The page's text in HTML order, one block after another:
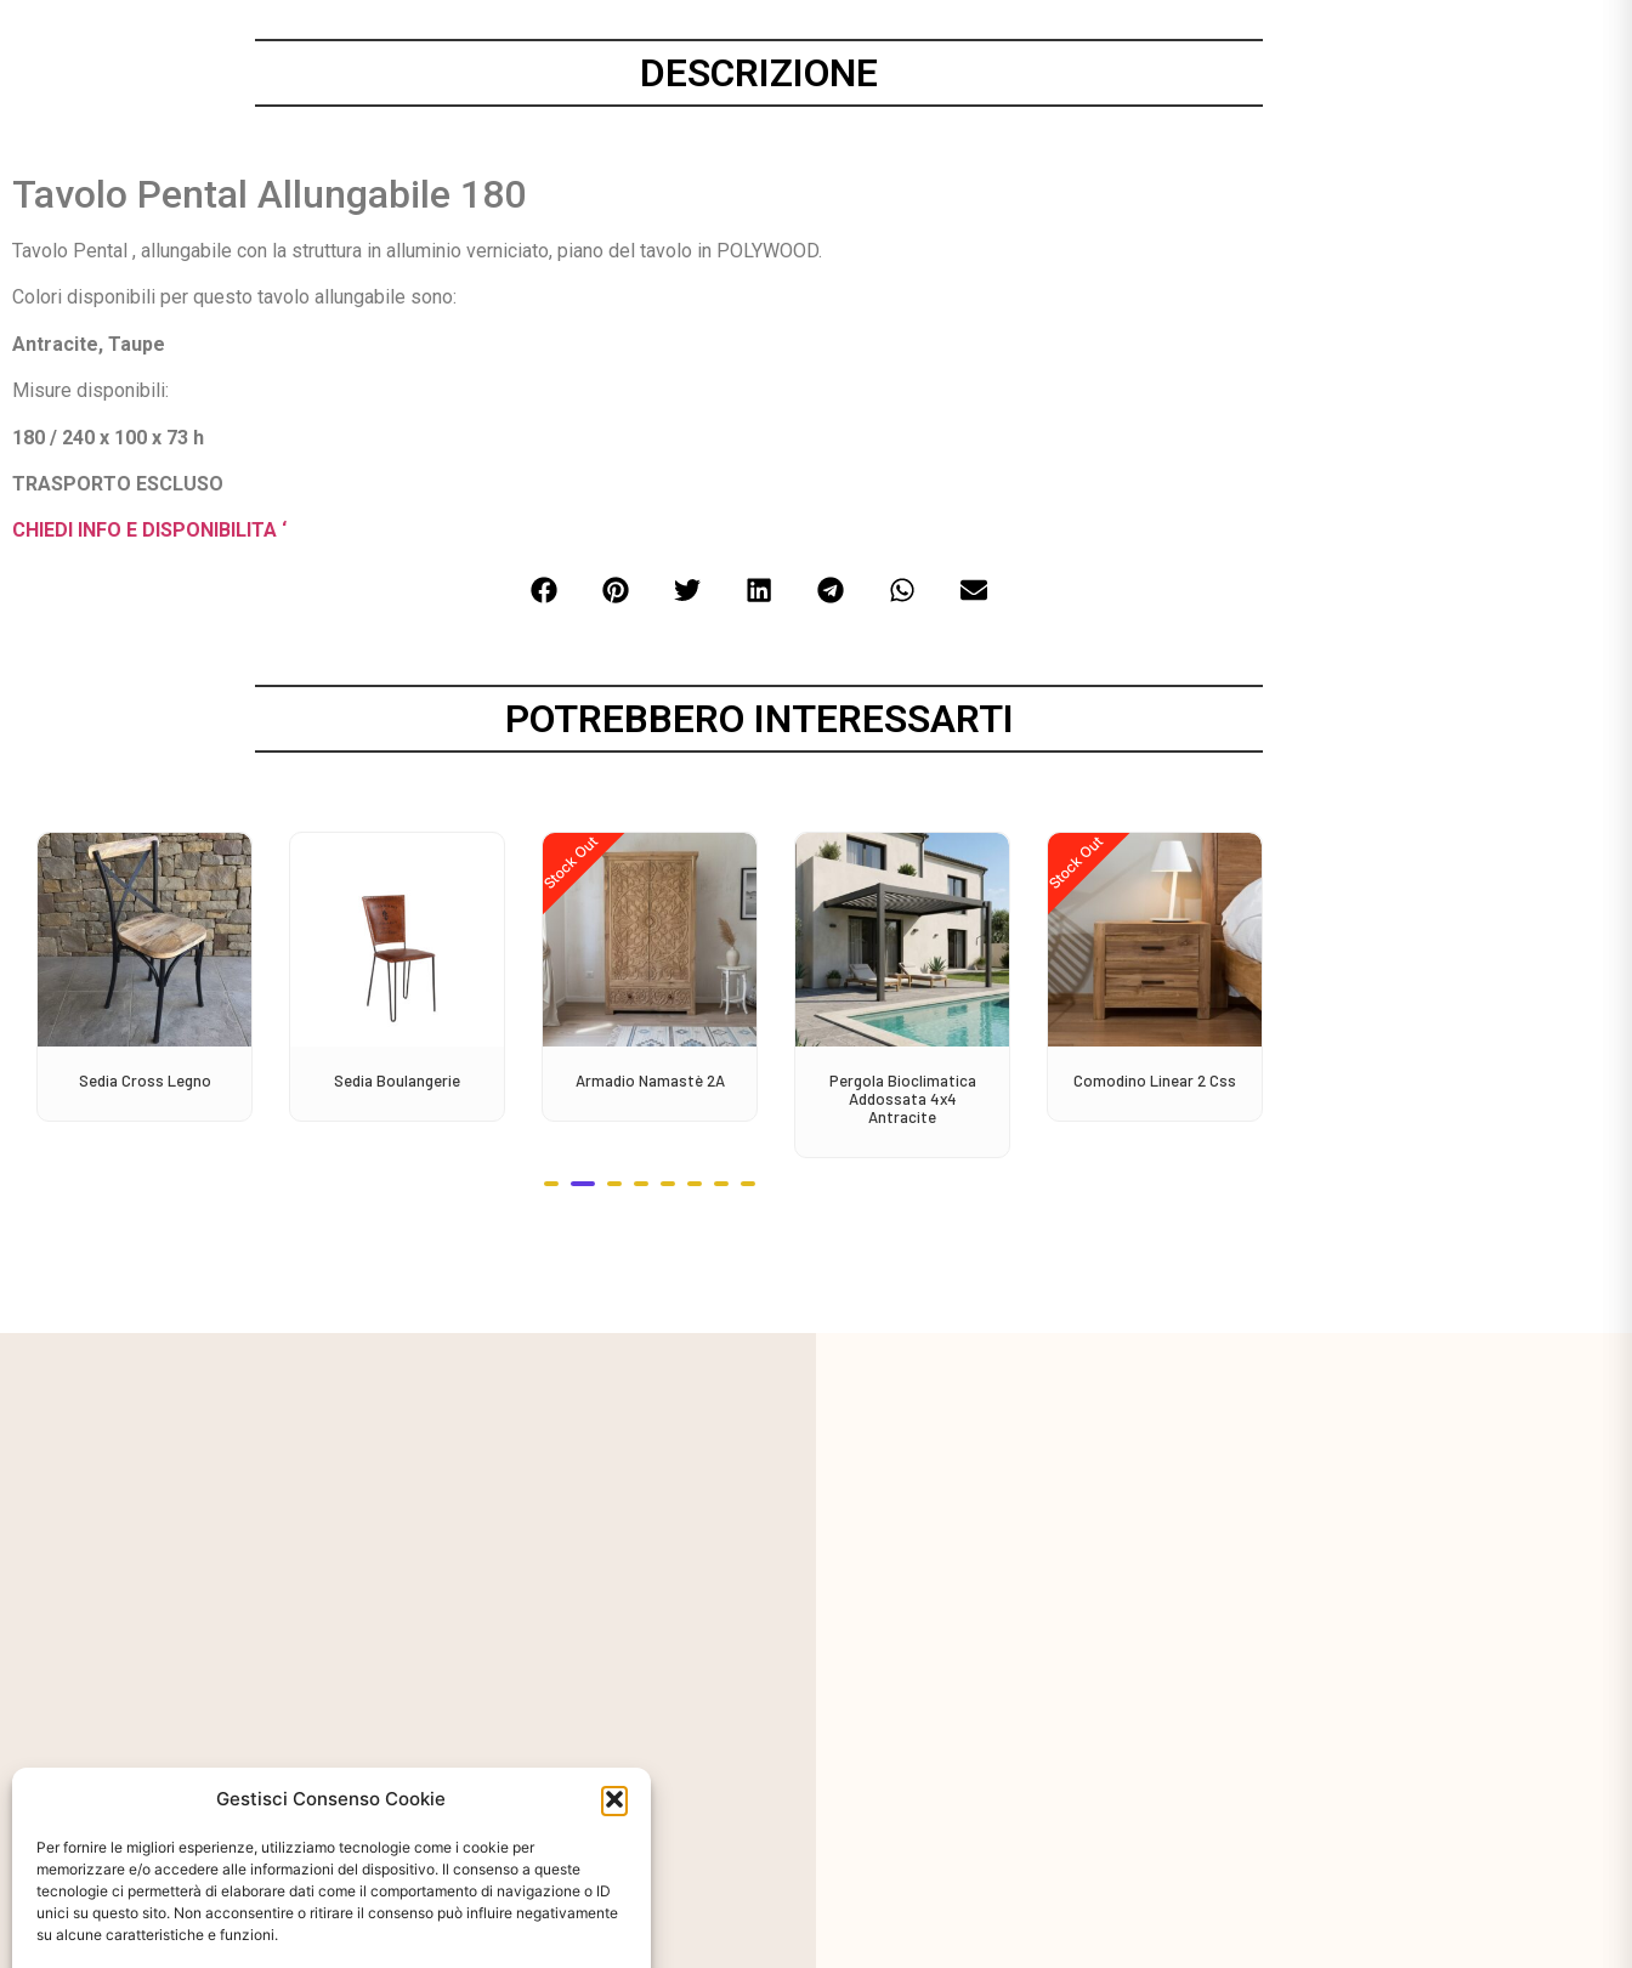
Gestisci Consenso Cookie
Per fornire le migliori esperienze, utilizziamo tecnologie come i cookie per
memorizzare e/o accedere alle informazioni del dispositivo. Il consenso a queste
tecnologie ci permetterà di elaborare dati come il comportamento di navigazione o ID
unici su questo sito. Non acconsentire o ritirare il consenso può influire negativamente
su alcune caratteristiche e funzioni.
DESCRIZIONE
Tavolo Pental Allungabile 180
Tavolo Pental , allungabile con la struttura in alluminio verniciato, piano del tavolo in POLYWOOD.
Colori disponibili per questo tavolo allungabile sono:
Antracite, Taupe
Misure disponibili:
180 / 240 x 100 x 73 h
TRASPORTO ESCLUSO
CHIEDI INFO E DISPONIBILITA ‘
POTREBBERO INTERESSARTI
Sedia Cross Legno Sedia Boulangerie
Stock Out
Armadio Namastè 2A
Pergola Bioclimatica
Addossata 4x4
Antracite
Stock Out
Comodino Linear 2 Css
Ti interessa?
Chiedi Informazioni